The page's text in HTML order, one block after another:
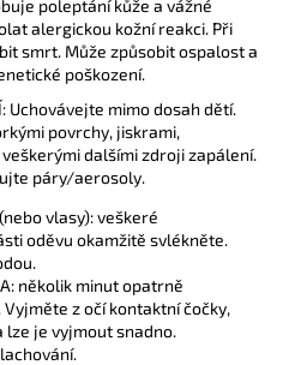
poleptání kůže a vážné
alergickou kožní reakci. Při
smrt. Může způsobit ospalost a
poškození.
Uchovávejte mimo dosah dětí.
povrchy, jiskrami,
dalšími zdroji zapálení.
páry/aerosoly.
(nebo vlasy): veškeré
oděvu okamžitě svlékněte.
několik minut opatrně
z očí kontaktní čočky,
lze je vyjmout snadno.